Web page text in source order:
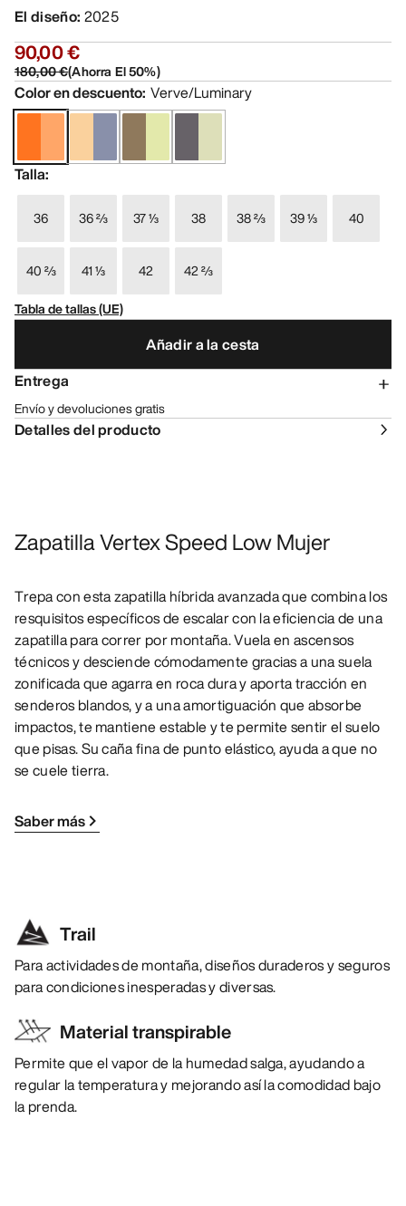
El diseño: 2025
90,00 €
180,00 €(Ahorra El50%)
Color en descuento: Verve/Luminary
Talla:
36 36 ⅔ 37 ⅓ 38 38 ⅔ 39 ⅓ 40
40 ⅔ 41 ⅓ 42
42 ⅔
Tabla de tallas (UE)
Añadir a la cesta
Entrega
Envío y devoluciones gratis
Detalles del producto
Zapatilla Vertex Speed Low Mujer
Trepa con esta zapatilla híbrida avanzada que combina los
resquisitos específicos de escalar con la eficiencia de una
zapatilla para correr por montaña. Vuela en ascensos
técnicos y desciende cómodamente gracias a una suela
zonificada que agarra en roca dura y aporta tracción en
senderos blandos, y a una amortiguación que absorbe
impactos, te mantiene estable y te permite sentir el suelo
que pisas. Su caña fina de punto elástico, ayuda a que no
se cuele tierra.
Saber más
Trail
Para actividades de montaña, diseños duraderos y seguros
para condiciones inesperadas y diversas.
Material transpirable
Permite que el vapor de la humedad salga, ayudando a
regular la temperatura y mejorando así la comodidad bajo
la prenda.